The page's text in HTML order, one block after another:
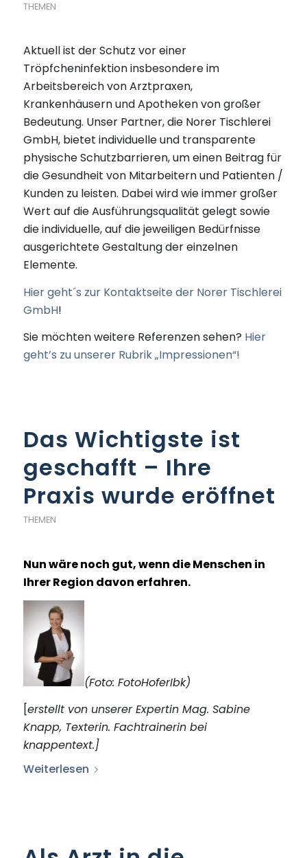
THEMEN
Aktuell ist der Schutz vor einer
Tröpfcheninfektion insbesondere im
Arbeitsbereich von Arztpraxen,
Krankenhäusern und Apotheken von großer
Bedeutung. Unser Partner, die Norer Tischlerei
GmbH, bietet individuelle und transparente
physische Schutzbarrieren, um einen Beitrag für
die Gesundheit von Mitarbeitern und Patienten /
Kunden zu leisten. Dabei wird wie immer großer
Wert auf die Ausführungsqualität gelegt sowie
die individuelle, auf die jeweiligen Bedürfnisse
ausgerichtete Gestaltung der einzelnen
Elemente.
Hier geht´s zur Kontaktseite der Norer Tischlerei
GmbH!
Sie möchten weitere Referenzen sehen? Hier
geht’s zu unserer Rubrik „Impressionen“!
Das Wichtigste ist
geschafft – Ihre
Praxis wurde eröffnet
THEMEN
Nun wäre noch gut, wenn die Menschen in
Ihrer Region davon erfahren.
(Foto: FotoHoferIbk)
[erstellt von unserer Expertin Mag. Sabine
Knapp, Texterin. Fachtrainerin bei
knappentext.]
Weiterlesen